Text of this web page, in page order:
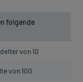
folgende
von 10
von 100